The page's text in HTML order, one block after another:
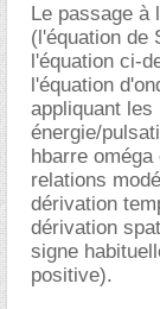
Le passage à
(l'équation de
l'équation ci-
l'équation
appliquant les
énergie/
hbarre
relations
dérivation
dérivation
signe
positive).